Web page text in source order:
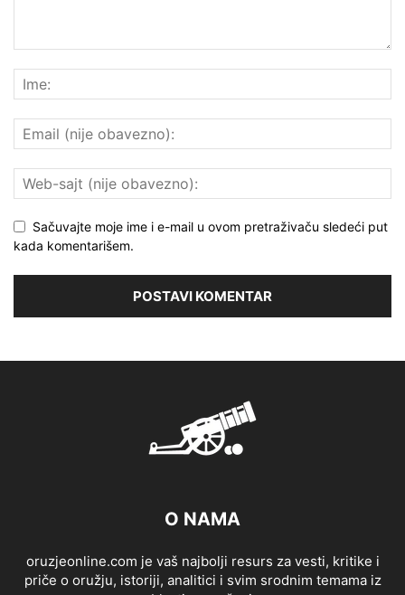
Sačuvajte moje ime i e-mail u ovom pretraživaču sledeći put
kada komentarišem.
O NAMA
oruzjeonline.com je vaš najbolji resurs za vesti, kritike i
priče o oružju, istoriji, analitici i svim srodnim temama iz